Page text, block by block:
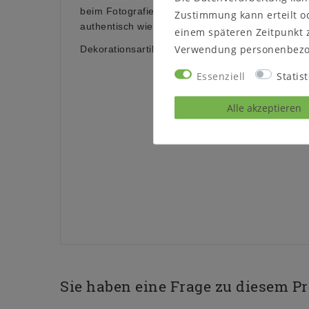
beim Fotografieren kann es dazu führen, dass
authentisch wiedergegeben wird.
Dekorationsartikel sind nicht im Lieferumfang
Sie haben eine Frage zu diesem
Zustimmung kann erteilt
einem späteren Zeitpunkt
Verwendung
Essenziell
Alle akzeptieren